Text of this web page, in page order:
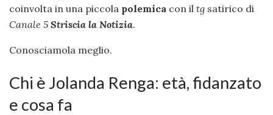
coinvolta in una piccola polemica con il tg satirico di
Canale 5 Striscia la Notizia.
Conosciamola meglio.
Chi è Jolanda Renga: età, fidanzato
e cosa fa